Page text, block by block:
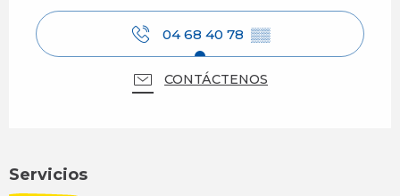
04 68 40 78 ▒▒
CONTÁCTENOS
Servicios